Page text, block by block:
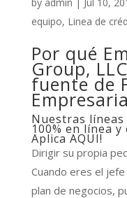
equipo, Linea de
Por qué
Group,
fuente de
Nuestras
100% en línea
Aplica AQUI!
Dirigir su propia
Cuando eres el
plan de negocios,